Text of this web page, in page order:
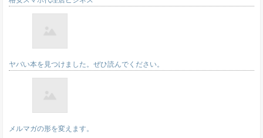
ヤバい本を見つけました。ぜひ読んでください。
メルマガの形を変えます。